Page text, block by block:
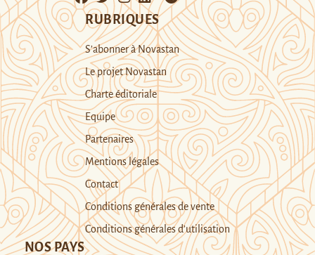
RUBRIQUES
S’abonner à Novastan
Le projet Novastan
Charte éditoriale
Equipe
Partenaires
Mentions légales
Contact
Conditions générales de vente
Conditions générales d’utilisation
NOS PAYS